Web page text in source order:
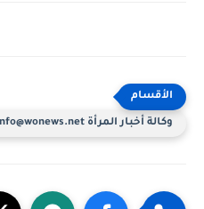
وكالة أخبار المرأة www.wonews.net info@wonews.net